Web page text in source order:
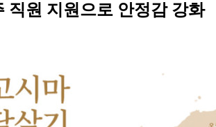
직원 지원으로 안정감 강화